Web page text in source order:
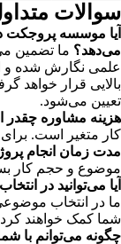
سوالات
آیا موسسه پروجکت
می‌دهد؟ ما تضمین
علمی نگارش شده و
بالایی قرار خواهد
تعیین می‌شود.
هزینه مشاوره
کار متغیر است. برای
مدت زمان انجام
موضوع و حجم کار
آیا می‌توانید در
ما در انتخاب
شما کمک خواهند
چگونه می‌توانم با